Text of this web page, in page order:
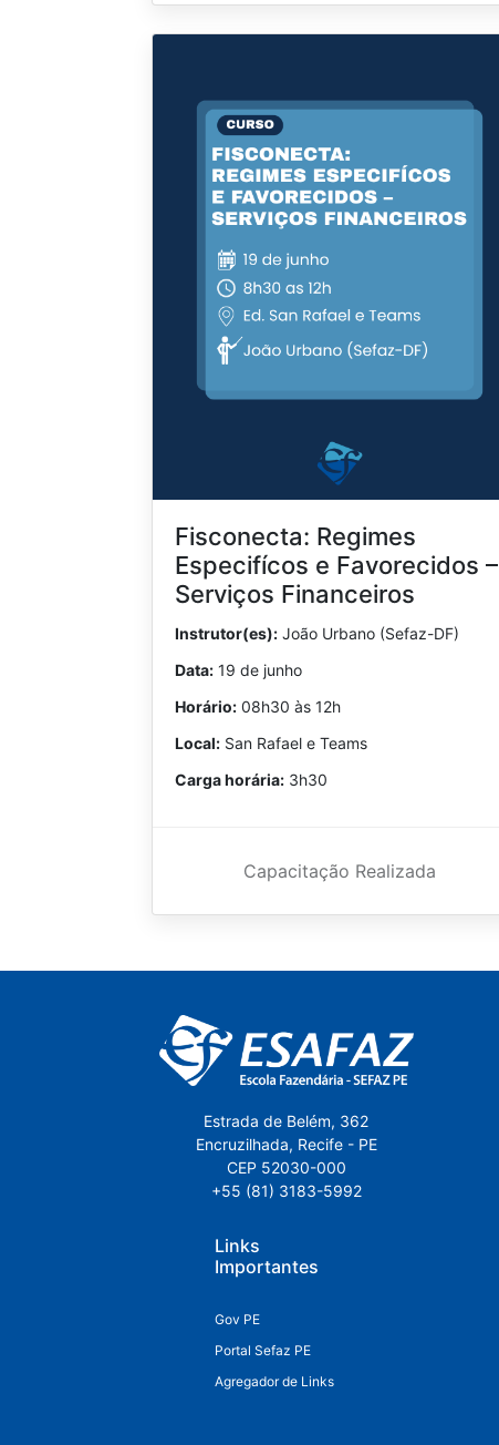
Fisconecta: Regimes
Especifícos e Favorecidos –
Serviços Financeiros
Instrutor(es): João Urbano (Sefaz-DF)
Data: 19 de junho
Horário: 08h30 às 12h
Local: San Rafael e Teams
Carga horária: 3h30
Capacitação Realizada
Estrada de Belém, 362
Encruzilhada, Recife - PE
CEP 52030-000
+55 (81) 3183-5992
Links
Importantes
Gov PE
Portal Sefaz PE
Agregador de Links